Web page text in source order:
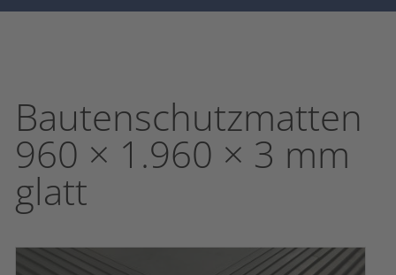
Bauten­schutz­matten
960 × 1.960 × 3 mm
glatt